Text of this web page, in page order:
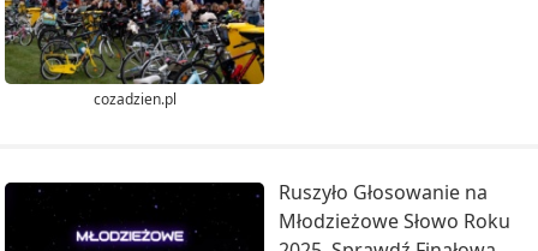
cozadzien.pl
Ruszyło Głosowanie na
Młodzieżowe Słowo Roku